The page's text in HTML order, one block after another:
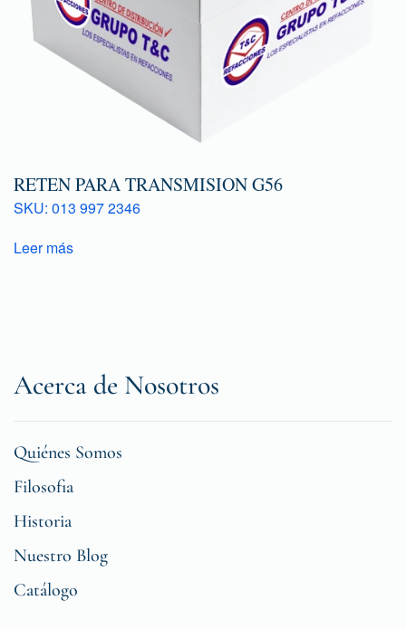
RETEN PARA TRANSMISION G56
SKU: 013 997 2346
Leer más
Acerca de Nosotros
Quiénes Somos
Filosofia
Historia
Nuestro Blog
Catálogo